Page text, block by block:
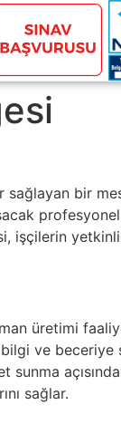
bir
işçilerin
üretimi
ve beceriye
sunma
sağlar.